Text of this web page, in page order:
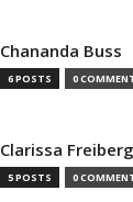
Chananda Buss
6 POSTS 0
Clarissa
5 POSTS 0